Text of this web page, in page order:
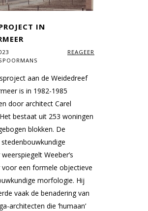
IN
REAGEER
aan de Weidedreef
is in 1982-1985
door architect Carel
bestaat uit 253 woningen
blokken. De
Weeber’s
een formele objectieve
morfologie. Hij
vaak de benadering van
architecten die ‘humaan’